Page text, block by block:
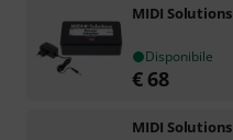
MIDI Solutions
Disponibile
€ 68
MIDI Solutions